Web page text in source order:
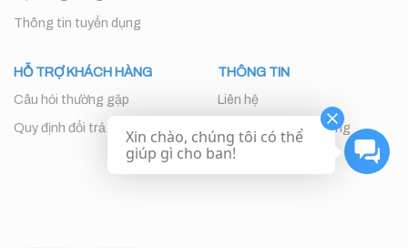
Thông tin tuyển dụng
HỖ TRỢ KHÁCH HÀNG
Câu hỏi thường gặp
Quy định đổi trả
THÔNG TIN
Liên hệ
Chăm sóc khách hàng
Xin chào, chúng tôi có thể
giúp gì cho ban!